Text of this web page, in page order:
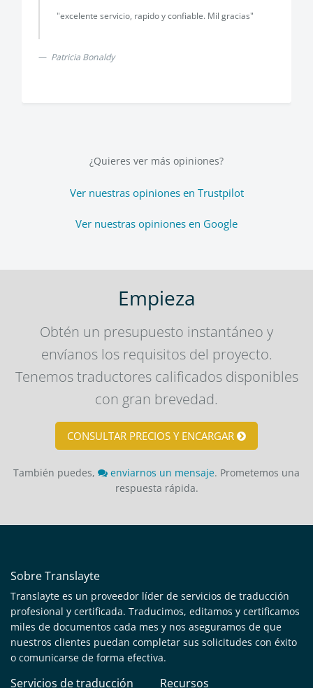
"excelente servicio, rapido y confiable. Mil gracias"
Patricia Bonaldy
¿Quieres ver más opiniones?
Ver nuestras opiniones en Trustpilot
Ver nuestras opiniones en Google
Empieza
Obtén un presupuesto instantáneo y
envíanos los requisitos del proyecto.
Tenemos traductores calificados disponibles
con gran brevedad.
CONSULTAR PRECIOS Y ENCARGAR
También puedes, enviarnos un mensaje. Prometemos una
respuesta rápida.
Sobre Translayte
Translayte es un proveedor líder de servicios de traducción
profesional y certificada. Traducimos, editamos y certificamos
miles de documentos cada mes y nos aseguramos de que
nuestros clientes puedan completar sus solicitudes con éxito
o comunicarse de forma efectiva.
Servicios de traducción Recursos